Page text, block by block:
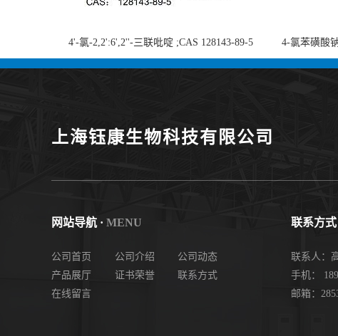
4'-氯-2,2':6',2''-三联吡啶 ;CAS 128143-89-5
;4'-Chloro-2,2':6',2''-terpyridine;4-
4-氯苯磺酸
上海钰康生物科技有限公司
网站导航 · MENU
公司首页 公司介绍
公司动态
产品展厅
证书荣誉
联系方式
在线留言
联系方式
联系人：
手机：
邮箱：